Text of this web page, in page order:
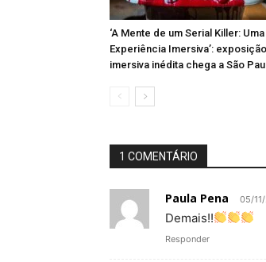
‘A Mente de um Serial Killer: Uma
Experiência Imersiva’: exposição
imersiva inédita chega a São
1 COMENTÁRIO
Paula Pena 05/
Demais!!
Responder